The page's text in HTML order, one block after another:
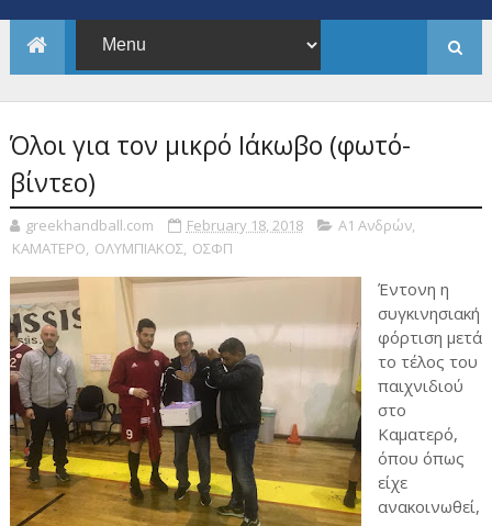
Όλοι για τον μικρό Ιάκωβο (φωτό-
βίντεο)
greekhandball.com February 18, 2018 Α1 Ανδρών,
ΚΑΜΑΤΕΡΟ, ΟΛΥΜΠΙΑΚΟΣ, ΟΣΦΠ
Έντονη η
συγκινησιακή
φόρτιση μετά
το τέλος του
παιχνιδιού
στο
Καματερό,
όπου όπως
είχε
ανακοινωθεί,